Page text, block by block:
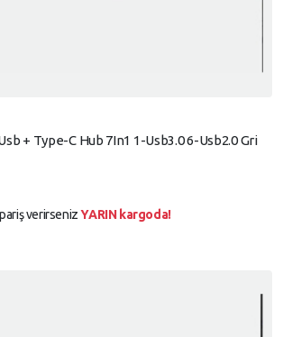
+ Type-C Hub 7In1 1-Usb3.0 6-Usb2.0 Gri
verirsenizYARIN kargoda!